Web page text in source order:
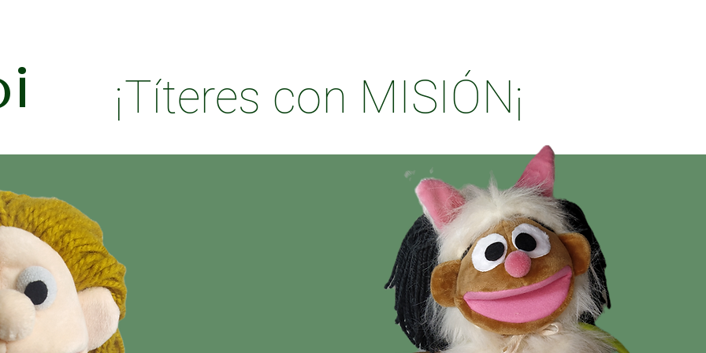
¡Títeres con MISIÓN¡